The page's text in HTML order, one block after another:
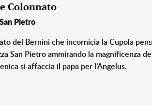
Colonnato
Pietro
del Bernini che incornicia la Cupola
San Pietro ammirando la magnificenza
si affaccia il papa per l’Angelus.